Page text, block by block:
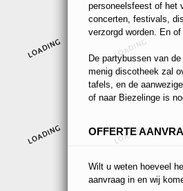
personeelsfeest of het
concerten, festivals,
verzorgd worden. En
De partybussen van
menig discotheek zal
tafels, en de
of naar Biezelinge is
OFFERTE
Wilt u weten hoeveel
aanvraag in en wij